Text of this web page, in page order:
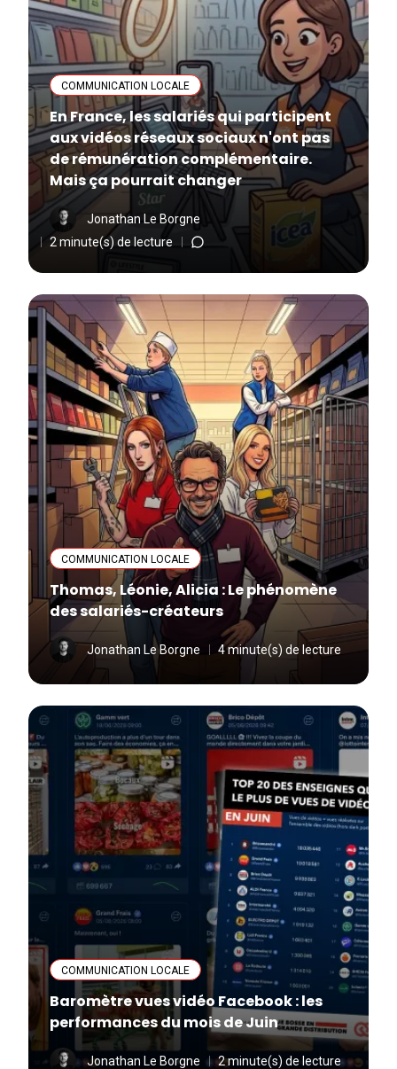
COMMUNICATION LOCALE
En France, les salariés qui participent
aux vidéos réseaux sociaux n'ont pas
de rémunération complémentaire.
Mais ça pourrait changer
Jonathan Le Borgne
2 minute(s) de lecture
COMMUNICATION LOCALE
Thomas, Léonie, Alicia : Le phénomène
des salariés-créateurs
Jonathan Le Borgne 4 minute(s) de lecture
COMMUNICATION LOCALE
Baromètre vues vidéo Facebook : les
performances du mois de Juin
Jonathan Le Borgne 2 minute(s) de lecture